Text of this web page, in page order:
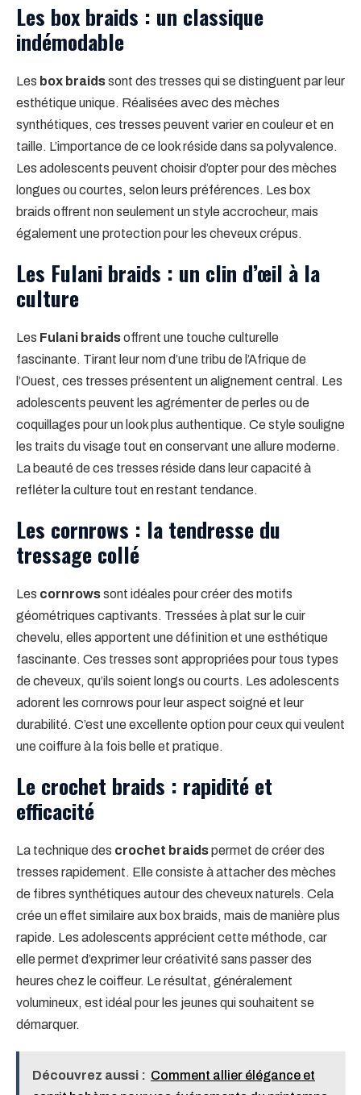
Les box braids : un classique
indémodable
Les box braidssont des tresses qui se distinguent par leur
esthétique unique. Réalisées avec des mèches
synthétiques, ces tresses peuvent varier en couleur et en
taille. L’importance de ce look réside dans sa polyvalence.
Les adolescents peuvent choisir d’opter pour des mèches
longues ou courtes, selon leurs préférences. Les box
braids offrent non seulement un style accrocheur, mais
également une protection pour les cheveux crépus.
Les Fulani braids : un clin d’œil à la
culture
Les Fulani braidsoffrent une touche culturelle
fascinante. Tirant leur nom d’une tribu de l’Afrique de
l’Ouest, ces tresses présentent un alignement central. Les
adolescents peuvent les agrémenter de perles ou de
coquillages pour un look plus authentique. Ce style souligne
les traits du visage tout en conservant une allure moderne.
La beauté de ces tresses réside dans leur capacité à
refléter la culture tout en restant tendance.
Les cornrows : la tendresse du
tressage collé
Les cornrowssont idéales pour créer des motifs
géométriques captivants. Tressées à plat sur le cuir
chevelu, elles apportent une définition et une esthétique
fascinante. Ces tresses sont appropriées pour tous types
de cheveux, qu’ils soient longs ou courts. Les adolescents
adorent les cornrows pour leur aspect soigné et leur
durabilité. C’est une excellente option pour ceux qui veulent
une coiffure à la fois belle et pratique.
Le crochet braids : rapidité et
efficacité
La technique des crochet braidspermet de créer des
tresses rapidement. Elle consiste à attacher des mèches
de fibres synthétiques autour des cheveux naturels. Cela
crée un effet similaire aux box braids, mais de manière plus
rapide. Les adolescents apprécient cette méthode, car
elle permet d’exprimer leur créativité sans passer des
heures chez le coiffeur. Le résultat, généralement
volumineux, est idéal pour les jeunes qui souhaitent se
démarquer.
Découvrez aussi : Comment allier élégance et